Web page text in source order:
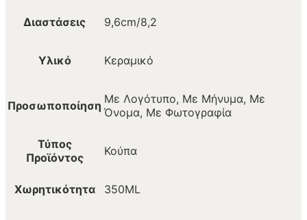
Διαστάσεις 9,6cm/8,2
Υλικό Κεραμικό
Προσωποποίηση Με Λογότυπο, Με Μήνυμα, Με
Όνομα, Με Φωτογραφία
Τύπος
Προϊόντος
Κούπα
Χωρητικότητα 350ML